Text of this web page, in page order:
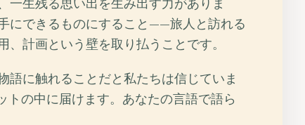
にできるものにすること——旅人と訪れる
計画という壁を取り払うことです。
語に触れることだと私たちは信じていま
の中に届けます。あなたの言語で語ら